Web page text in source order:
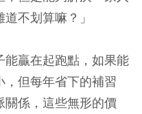
不划算嘛？」
能贏在起跑點，如果能
但每年省下的補習
關係，這些無形的價